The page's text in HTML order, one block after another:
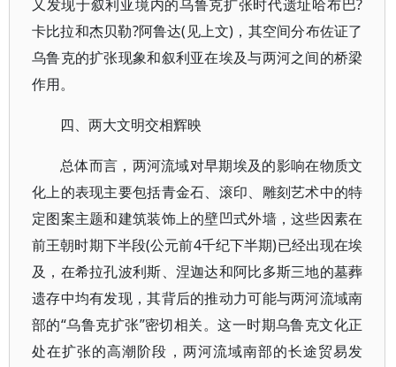
又发现于叙利亚境内的乌鲁克扩张时代遗址哈布巴?
卡比拉和杰贝勒?阿鲁达(见上文)，其空间分布佐证了
乌鲁克的扩张现象和叙利亚在埃及与两河之间的桥梁
作用。
四、两大文明交相辉映
总体而言，两河流域对早期埃及的影响在物质文
化上的表现主要包括青金石、滚印、雕刻艺术中的特
定图案主题和建筑装饰上的壁凹式外墙，这些因素在
前王朝时期下半段(公元前4千纪下半期)已经出现在埃
及，在希拉孔波利斯、涅迦达和阿比多斯三地的墓葬
遗存中均有发现，其背后的推动力可能与两河流域南
部的“乌鲁克扩张”密切相关。这一时期乌鲁克文化正
处在扩张的高潮阶段，两河流域南部的长途贸易发